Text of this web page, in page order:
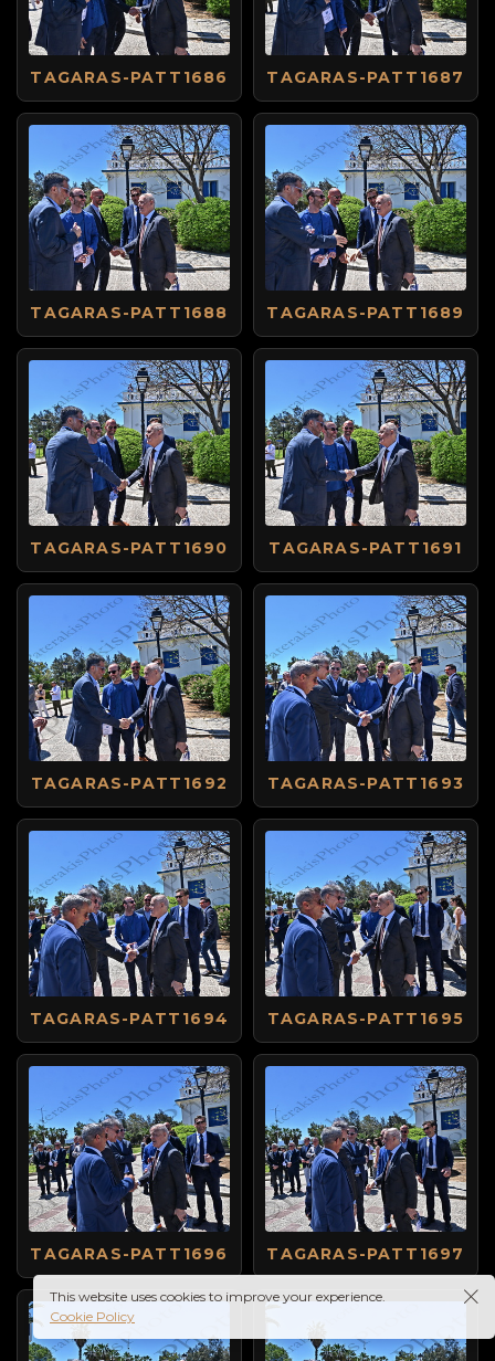
TAGARAS-PATT1686 TAGARAS-PATT1687
TAGARAS-PATT1688 TAGARAS-PATT1689
TAGARAS-PATT1690 TAGARAS-PATT1691
TAGARAS-PATT1692 TAGARAS-PATT1693
TAGARAS-PATT1694 TAGARAS-PATT1695
TAGARAS-PATT1696 TAGARAS-PATT1697
This website uses cookies to improve your experience.
Cookie Policy